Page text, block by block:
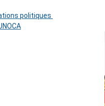
politiques